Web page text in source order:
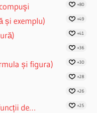
+80
și exemplu) +49
+41
+36
și figura) +30
+28
+26
de… +25